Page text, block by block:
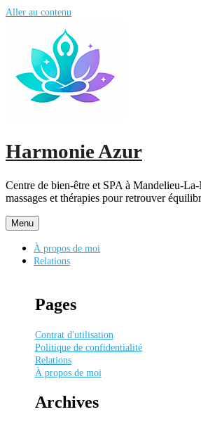
Aller au contenu
Harmonie Azur
Centre de bien-être et SPA à Mandelieu-
massages et thérapies pour retrouver
Menu
À propos de moi
Relations
Pages
Contrat d'utilisation
Politique de confidentialité
Relations
À propos de moi
Аrchives